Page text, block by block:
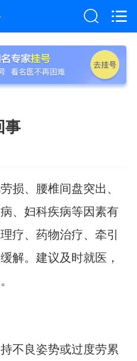
事
损、腰椎间盘突出、
、妇科疾病等因素有
疗、药物治疗、牵引
解。建议及时就医，
不良姿势或过度劳累